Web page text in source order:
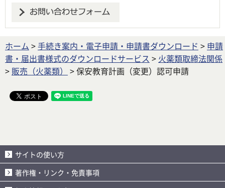
ホーム >手続き案内・電子申請・申請書ダウンロード > 申請
書・届出書様式のダウンロードサービス > 火薬類取締法関係
> 販売（火薬類） > 保安教育計画（変更）認可申請
サイトの使い方
著作権・リンク・免責事項